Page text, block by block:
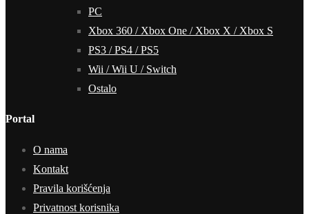
PC
Xbox 360 / Xbox One / Xbox X / Xbox S
PS3 / PS4 / PS5
Wii / Wii U / Switch
Ostalo
Portal
O nama
Kontakt
Pravila korišćenja
Privatnost korisnika